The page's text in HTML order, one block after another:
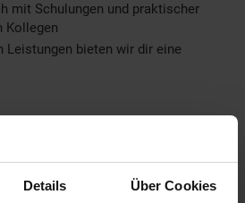
Details Über Cookies
mit Schulungen und praktischer
Kollegen
Leistungen bieten wir dir eine
Bewerbung